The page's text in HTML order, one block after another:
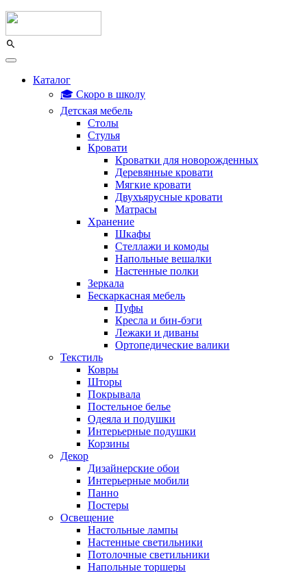
Каталог
🎓 Скоро в школу
Детская мебель
Столы
Стулья
Кровати
Кроватки для новорожденных
Деревянные кровати
Мягкие кровати
Двухъярусные кровати
Матрасы
Хранение
Шкафы
Стеллажи и комоды
Напольные вешалки
Настенные полки
Зеркала
Бескаркасная мебель
Пуфы
Кресла и бин-бэги
Лежаки и диваны
Ортопедические валики
Текстиль
Ковры
Шторы
Покрывала
Постельное белье
Одеяла и подушки
Интерьерные подушки
Корзины
Декор
Дизайнерские обои
Интерьерные мобили
Панно
Постеры
Освещение
Настольные лампы
Настенные светильники
Потолочные светильники
Напольные торшеры